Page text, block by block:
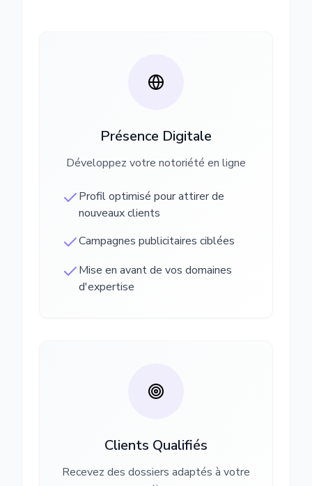
Présence Digitale
Développez votre notoriété en ligne
Profil optimisé pour attirer de
nouveaux clients
Campagnes publicitaires ciblées
Mise en avant de vos domaines
d'expertise
Clients Qualifiés
Recevez des dossiers adaptés à votre